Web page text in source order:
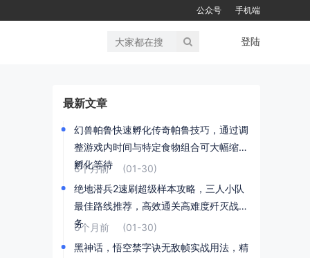
公众号 手机端
登陆
最新文章
幻兽帕鲁快速孵化传奇帕鲁技巧，通过调
整游戏内时间与特定食物组合可大幅缩短
孵化等待
6个月前
(01-30)
绝地潜兵2速刷超级样本攻略，三人小队
最佳路线推荐，高效通关高难度歼灭战任
务
6个月前
(01-30)
黑神话，悟空禁字诀无敌帧实战用法，精